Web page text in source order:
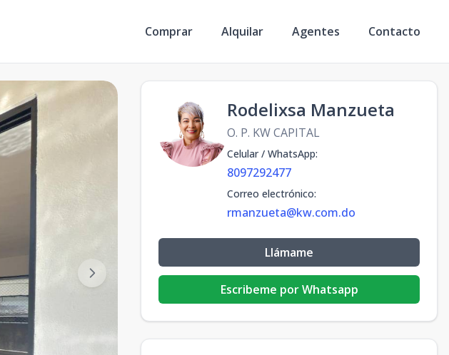
Comprar Alquilar Agentes Contacto
Rodelixsa Manzueta
O. P. KW CAPITAL
Celular / WhatsApp:
8097292477
Correo electrónico:
rmanzueta@kw.com.do
Llámame
Escribeme por Whatsapp